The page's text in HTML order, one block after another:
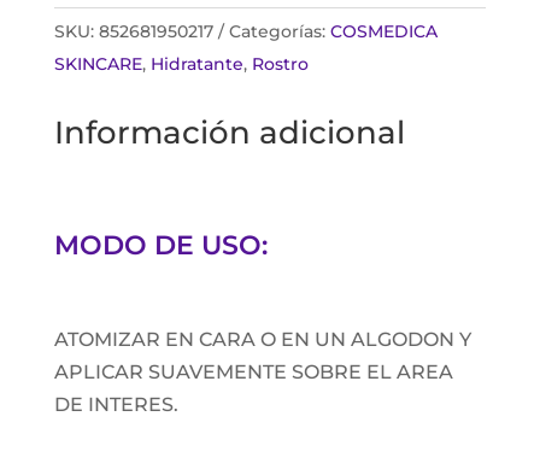
SKU: 852681950217 Categorías: COSMEDICA
SKINCARE, Hidratante, Rostro
Información adicional
MODO DE USO:
ATOMIZAR EN CARA O EN UN ALGODON Y
APLICAR SUAVEMENTE SOBRE EL AREA
DE INTERES.